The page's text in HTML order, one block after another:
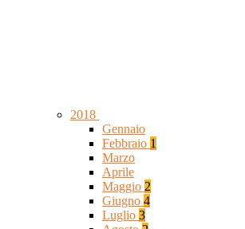
2018
Gennaio
Febbraio 1
Marzo
Aprile
Maggio 2
Giugno 4
Luglio 3